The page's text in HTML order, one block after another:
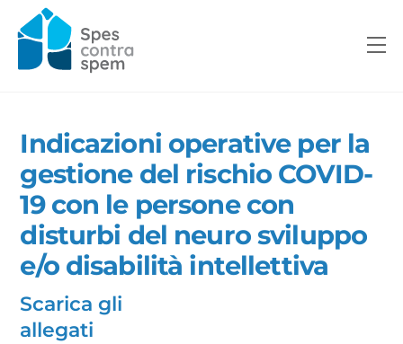
content
Indicazioni operative per la
gestione del rischio COVID-
19 con le persone con
disturbi del neuro sviluppo
e/o disabilità intellettiva
Scarica gli
allegati